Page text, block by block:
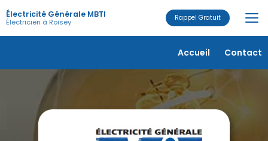
au
contenu
principal
Accueil
Contact
Électricité Générale MBTI
Électricien à Roisey Rappel Gratuit